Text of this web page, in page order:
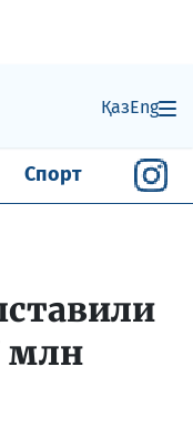
ҚазEng
Спорт
млн